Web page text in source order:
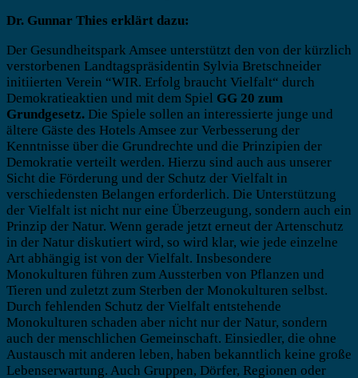
Dr. Gunnar Thies erklärt dazu:
Der Gesundheitspark Amsee unterstützt den von der kürzlich
verstorbenen Landtagspräsidentin Sylvia Bretschneider
initiierten Verein “WIR. Erfolg braucht Vielfalt“ durch
Demokratieaktien und mit dem Spiel GG 20 zum
Grundgesetz. Die Spiele sollen an interessierte junge und
ältere Gäste des Hotels Amsee zur Verbesserung der
Kenntnisse über die Grundrechte und die Prinzipien der
Demokratie verteilt werden. Hierzu sind auch aus unserer
Sicht die Förderung und der Schutz der Vielfalt in
verschiedensten Belangen erforderlich. Die Unterstützung
der Vielfalt ist nicht nur eine Überzeugung, sondern auch ein
Prinzip der Natur. Wenn gerade jetzt erneut der Artenschutz
in der Natur diskutiert wird, so wird klar, wie jede einzelne
Art abhängig ist von der Vielfalt. Insbesondere
Monokulturen führen zum Aussterben von Pflanzen und
Tieren und zuletzt zum Sterben der Monokulturen selbst.
Durch fehlenden Schutz der Vielfalt entstehende
Monokulturen schaden aber nicht nur der Natur, sondern
auch der menschlichen Gemeinschaft. Einsiedler, die ohne
Austausch mit anderen leben, haben bekanntlich keine große
Lebenserwartung. Auch Gruppen, Dörfer, Regionen oder